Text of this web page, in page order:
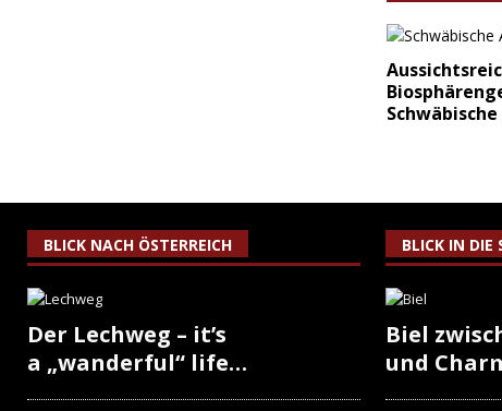
Schwäbische
BLICK NACH ÖSTERREICH
Der Lechweg – it’s
a „wanderful“ life…
BLICK IN DIE
Biel
und